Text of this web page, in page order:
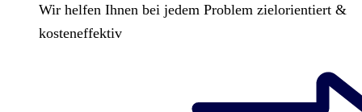
Wir helfen Ihnen bei jedem Problem zielorientiert &
kosteneffektiv